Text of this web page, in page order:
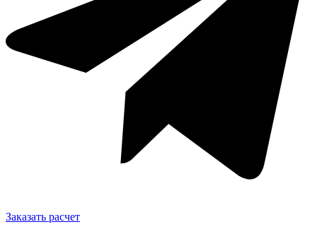
Заказать расчет